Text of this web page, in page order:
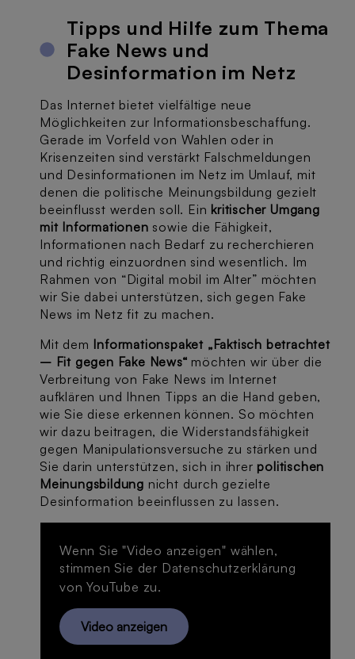
Tipps und Hilfe zum Thema
Fake News und
Desinformation im Netz
Das Internet bietet vielfältige neue
Möglichkeiten zur Informationsbeschaffung.
Gerade im Vorfeld von Wahlen oder in
Krisenzeiten sind verstärkt Falschmeldungen
und Desinformationen im Netz im Umlauf, mit
denen die politische Meinungsbildung gezielt
beeinflusst werden soll. Ein kritischer Umgang
mit Informationen sowie die Fähigkeit,
Informationen nach Bedarf zu recherchieren
und richtig einzuordnen sind wesentlich. Im
Rahmen von “Digital mobil im Alter” möchten
wir Sie dabei unterstützen, sich gegen Fake
News im Netz fit zu machen.
Mit dem Informationspaket „Faktisch betrachtet
– Fit gegen Fake News“ möchten wir über die
Verbreitung von Fake News im Internet
aufklären und Ihnen Tipps an die Hand geben,
wie Sie diese erkennen können. So möchten
wir dazu beitragen, die Widerstandsfähigkeit
gegen Manipulationsversuche zu stärken und
Sie darin unterstützen, sich in ihrer politischen
Meinungsbildung nicht durch gezielte
Desinformation beeinflussen zu lassen.
Wenn Sie "Video anzeigen" wählen,
stimmen Sie der Datenschutzerklärung
von YouTube zu.
Video anzeigen